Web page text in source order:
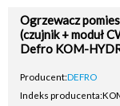
Ogrzewacz
(czujnik + moduł
Defro KOM-
Producent:DEFRO
Indeks producenta: